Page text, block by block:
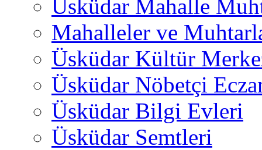
Üsküdar Mahalle
Mahalleler ve
Üsküdar Kültür
Üsküdar Nöbetçi
Üsküdar Bilgi Evleri
Üsküdar Semtleri